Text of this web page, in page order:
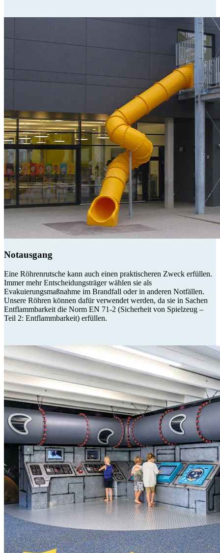
Notausgang
Eine Röhrenrutsche kann auch einen praktischeren Zweck erfüllen.
Immer mehr Entscheidungsträger wählen sie als
Evakuierungsmaßnahme im Brandfall oder in anderen Notfällen.
Unsere Röhren können dafür verwendet werden, da sie in Sachen
Entflammbarkeit die Norm EN 71-2 (Sicherheit von Spielzeug –
Teil 2: Entflammbarkeit) erfüllen.